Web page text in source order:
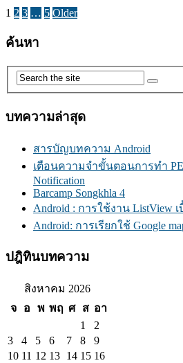
1 2 3 … 5 Older
ค้นหา
บทความล่าสุด
สารบัญบทความ Android
เตือนความจำขั้นตอนการทำ
Notification
Barcamp Songkhla 4
Android : การใช้งาน ListView
Android: การเรียกใช้ Google
ปฎิทินบทความ
สิงหาคม 2026
จ
อ พ พฤ ศ ส อา
1
2
3
4 5 6 7 8
9
10 11 12 13 14 15 16